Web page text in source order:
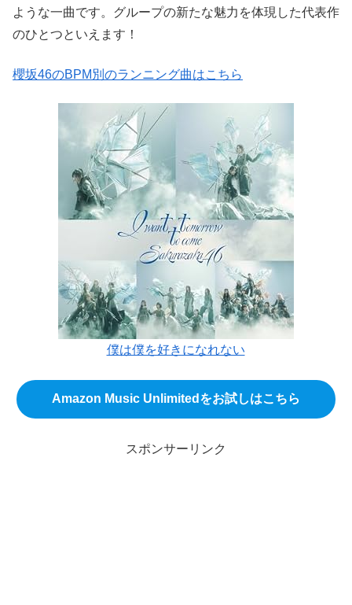
ような一曲です。グループの新たな魅力を体現した代表作
のひとつといえます！
櫻坂46のBPM別のランニング曲はこちら
僕は僕を好きになれない
Amazon Music Unlimitedをお試しはこちら
スポンサーリンク